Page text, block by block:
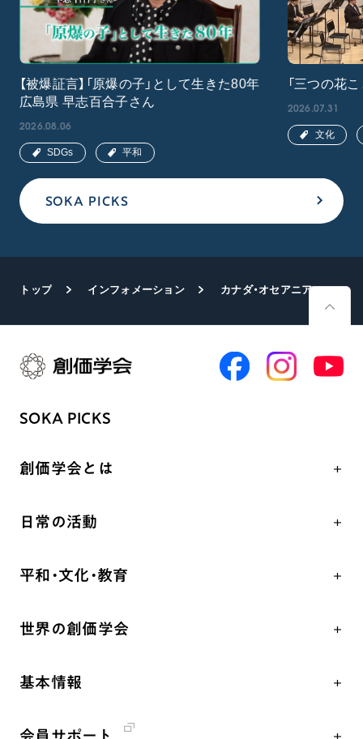
SOKA PICKS
【被爆証言】「原爆の子」として生きた80年
広島県 早志百合子さん
2026.08.06
SDGs 平和
「三つの花
2026.07.31
文化
トップ インフォメーション カナダ・オセアニア・東南アジア青年部が谷川SGI理事長と研修
SOKA PICKS
創価学会とは
祈り
聖典
釈尊～法華経
創価学会の三代会長
日常の活動
座談会
仏法を語る
年間の活動について
平和・文化・教育
「人権文化」「ジェンダー平等」を促進
人道支援
世界の創価学会
基本情報
会員サポート